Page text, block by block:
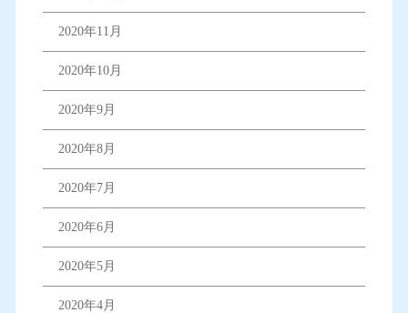
2020年11月
2020年10月
2020年9月
2020年8月
2020年7月
2020年6月
2020年5月
2020年4月